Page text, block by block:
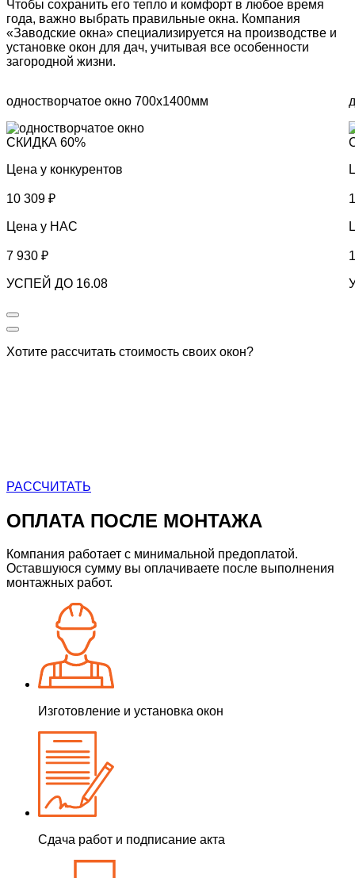
Чтобы сохранить его тепло и комфорт в любое время
года, важно выбрать правильные окна. Компания
«Заводские окна» специализируется на производстве и
установке окон для дач, учитывая все особенности
загородной жизни.
одностворчатое окно 700х1400мм
СКИДКА 60%
Цена у конкурентов
10 309 ₽
Цена у НАС
7 930 ₽
УСПЕЙ ДО 16.08
Хотите рассчитать стоимость своих окон?
РАССЧИТАТЬ
ОПЛАТА ПОСЛЕ МОНТАЖА
Компания работает с минимальной предоплатой.
Оставшуюся сумму вы оплачиваете после выполнения
монтажных работ.
Изготовление и установка окон
Сдача работ и подписание акта